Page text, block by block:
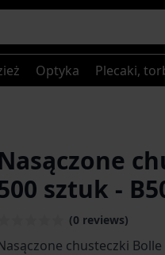
Optyka Plecaki,
Nasączone
sztuk -
(0 reviews)
chusteczki